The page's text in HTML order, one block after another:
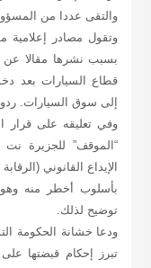
والتقى عددا من
وتقول مصادر إعلامية
بسبب نشرها مقالا عن
قطاع السيارات بعد
إلى سوق السيارات.
وفي تعليقه على قرار
“الموقف” للجزيرة
الإيداع القانوني
بأسلوب أخطر منه
توضيح لذلك.
ودعا خشانة الحكومة
تبرز إحكام قبضتها